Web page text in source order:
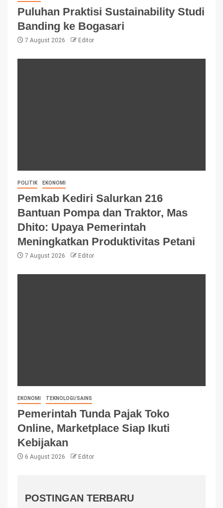
Puluhan Praktisi Sustainability Studi
Banding ke Bogasari
7 August 2026 Editor
POLITIK EKONOMI
Pemkab Kediri Salurkan 216
Bantuan Pompa dan Traktor, Mas
Dhito: Upaya Pemerintah
Meningkatkan Produktivitas Petani
7 August 2026 Editor
EKONOMI TEKNOLOGI/SAINS
Pemerintah Tunda Pajak Toko
Online, Marketplace Siap Ikuti
Kebijakan
6 August 2026 Editor
POSTINGAN TERBARU